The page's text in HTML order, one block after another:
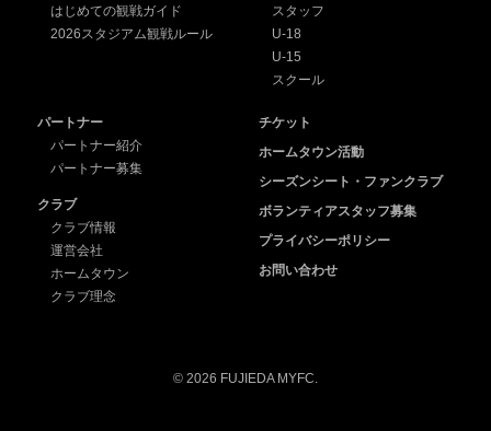
はじめての観戦ガイド
2026スタジアム観戦ルール
スタッフ
U-18
U-15
スクール
パートナー
パートナー紹介
パートナー募集
クラブ
クラブ情報
運営会社
ホームタウン
クラブ理念
チケット
ホームタウン活動
シーズンシート・ファンクラブ
ボランティアスタッフ募集
プライバシーポリシー
お問い合わせ
© 2026 FUJIEDA MYFC.